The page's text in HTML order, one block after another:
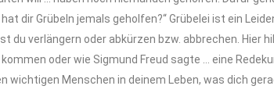
dir Grübeln jemals geholfen?“ Grübelei ist ein
du verlängern oder abkürzen bzw. abbrechen. Hier
oder wie Sigmund Freud sagte … eine
wichtigen Menschen in deinem Leben, was dich